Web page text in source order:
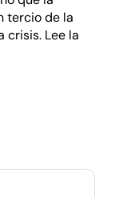
tercio de la
crisis. Lee la